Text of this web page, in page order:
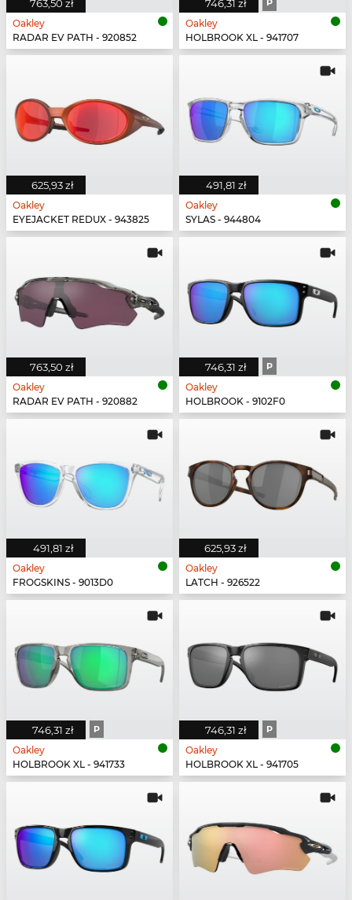
763,50 zł
Oakley
RADAR EV PATH - 920852
746,31 zł P
Oakley
HOLBROOK XL - 941707
625,93 zł
Oakley
EYEJACKET REDUX - 943825
491,81 zł
Oakley
SYLAS - 944804
763,50 zł
Oakley
RADAR EV PATH - 920882
746,31 zł P
Oakley
HOLBROOK - 9102F0
491,81 zł
Oakley
FROGSKINS - 9013D0
625,93 zł
Oakley
LATCH - 926522
746,31 zł P
Oakley
HOLBROOK XL - 941733
746,31 zł P
Oakley
HOLBROOK XL - 941705